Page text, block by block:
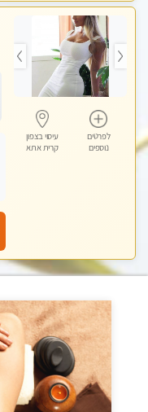
לפרטים
נוספים
עיסוי בצפון
קרית אתא